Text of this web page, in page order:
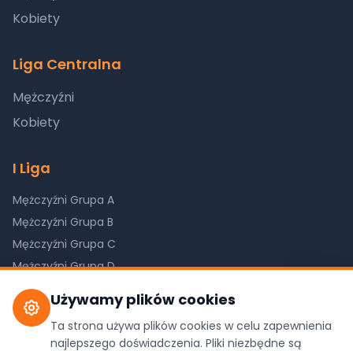
Używamy plików cookies
Ta strona używa plików cookies w celu zapewnienia
najlepszego doświadczenia. Pliki niezbędne są
Kobiety
Liga Centralna
Mężczyźni
Kobiety
I Liga
Mężczyźni Grupa A
Mężczyźni Grupa B
Mężczyźni Grupa C
Mężczyźni Grupa D
Kobiety Grupa A
Kobiety Grupa B
Kobiety Grupa C